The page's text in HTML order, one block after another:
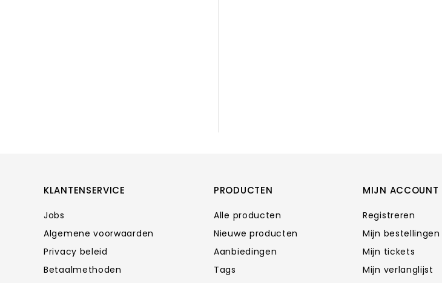
KLANTENSERVICE
Jobs
Algemene voorwaarden
Privacy beleid
Betaalmethoden
PRODUCTEN
Alle producten
Nieuwe producten
Aanbiedingen
Tags
MIJN ACCOUNT
Registreren
Mijn bestellingen
Mijn tickets
Mijn verlanglijst